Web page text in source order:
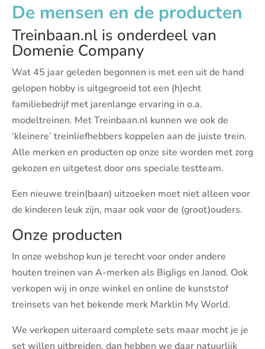
De mensen en de producten
Treinbaan.nl is onderdeel van
Domenie Company
Wat 45 jaar geleden begonnen is met een uit de hand
gelopen hobby is uitgegroeid tot een (h)echt
familiebedrijf met jarenlange ervaring in o.a.
modeltreinen. Met Treinbaan.nl kunnen we ook de
‘kleinere’ treinliefhebbers koppelen aan de juiste trein.
Alle merken en producten op onze site worden met zorg
gekozen en uitgetest door ons speciale testteam.
Een nieuwe trein(baan) uitzoeken moet niet alleen voor
de kinderen leuk zijn, maar ook voor de (groot)ouders.
Onze producten
In onze webshop kun je terecht voor onder andere
houten treinen van A-merken als BigJigs en Janod. Ook
verkopen wij in onze winkel en online de kunststof
treinsets van het bekende merk Marklin My World.
We verkopen uiteraard complete sets maar mocht je je
set willen uitbreiden, dan hebben we daar natuurlijk